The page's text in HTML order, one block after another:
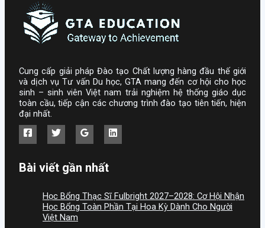
Cung cấp giải pháp Đào tạo Chất lượng hàng đầu thế giới
và dịch vụ Tư vấn Du học, GTA mang đến cơ hội cho học
sinh – sinh viên Việt nam trải nghiệm hệ thống giáo dục
toàn cầu, tiếp cận các chương trình đào tạo tiên tiến, hiện
đại nhất.
Bài viết gần nhất
Học Bổng Thạc Sĩ Fulbright 2027–2028: Cơ Hội Nhận
Học Bổng Toàn Phần Tại Hoa Kỳ Dành Cho Người
Việt Nam